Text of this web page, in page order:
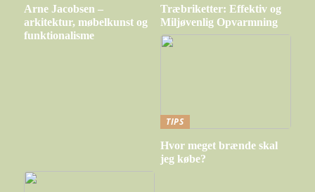
Arne Jacobsen –
arkitektur, møbelkunst og
funktionalisme
Træbriketter: Effektiv og
Miljøvenlig Opvarmning
TIPS
Hvor meget brænde skal
jeg købe?